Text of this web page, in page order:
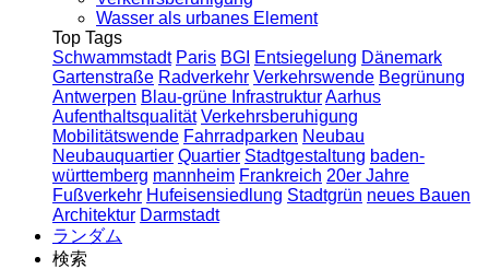
Wasser als urbanes Element
Top Tags
Schwammstadt Paris BGI Entsiegelung Dänemark
Gartenstraße Radverkehr Verkehrswende Begrünung
Antwerpen Blau-grüne InfrastrukturAarhus
Aufenthaltsqualität Verkehrsberuhigung
Mobilitätswende Fahrradparken Neubau
Neubauquartier Quartier Stadtgestaltung baden-
württemberg mannheim Frankreich 20er Jahre
Fußverkehr Hufeisensiedlung Stadtgrün neues Bauen
Architektur Darmstadt
ランダム
検索